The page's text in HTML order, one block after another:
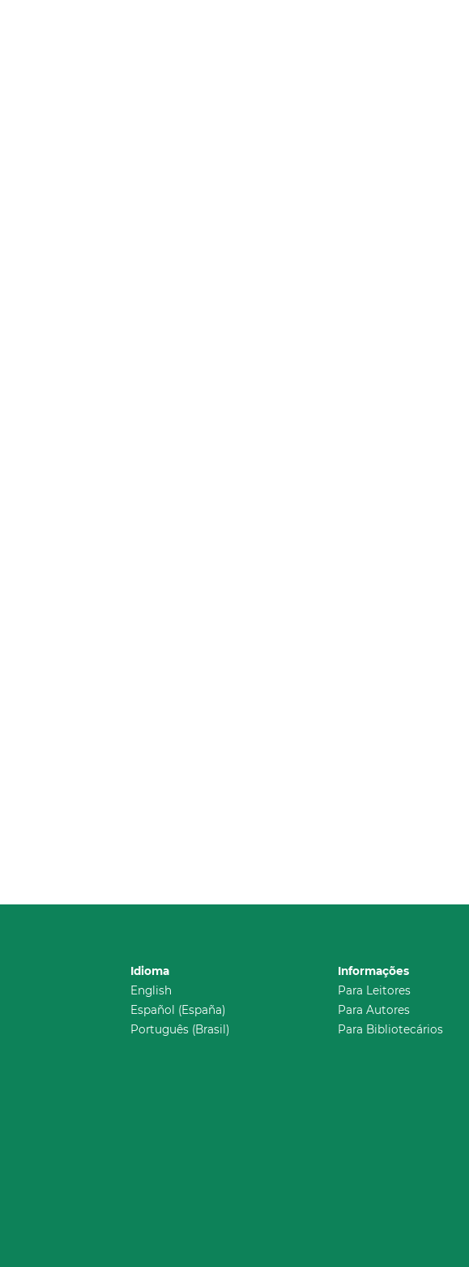
Idioma
English
Español (España)
Português (Brasil)
Informações
Para Leitores
Para Autores
Para Bibliotecários